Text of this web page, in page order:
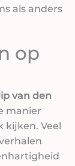
als anders
op
van den
manier
Veel